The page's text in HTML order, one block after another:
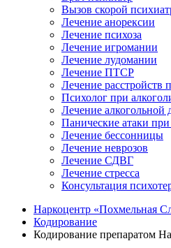
Вызов скорой
Лечение анорексии
Лечение психоза
Лечение игромании
Лечение лудомании
Лечение ПТСР
Лечение расстройств
Психолог при
Лечение алкогольной
Панические атаки при
Лечение бессонницы
Лечение неврозов
Лечение СДВГ
Лечение стресса
Консультация
Наркоцентр «Похмельная
Кодирование
Кодирование препаратом